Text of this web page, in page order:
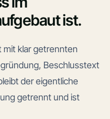
ist.
mit klar getrennten
Beschlusstext
der eigentliche
getrennt und ist